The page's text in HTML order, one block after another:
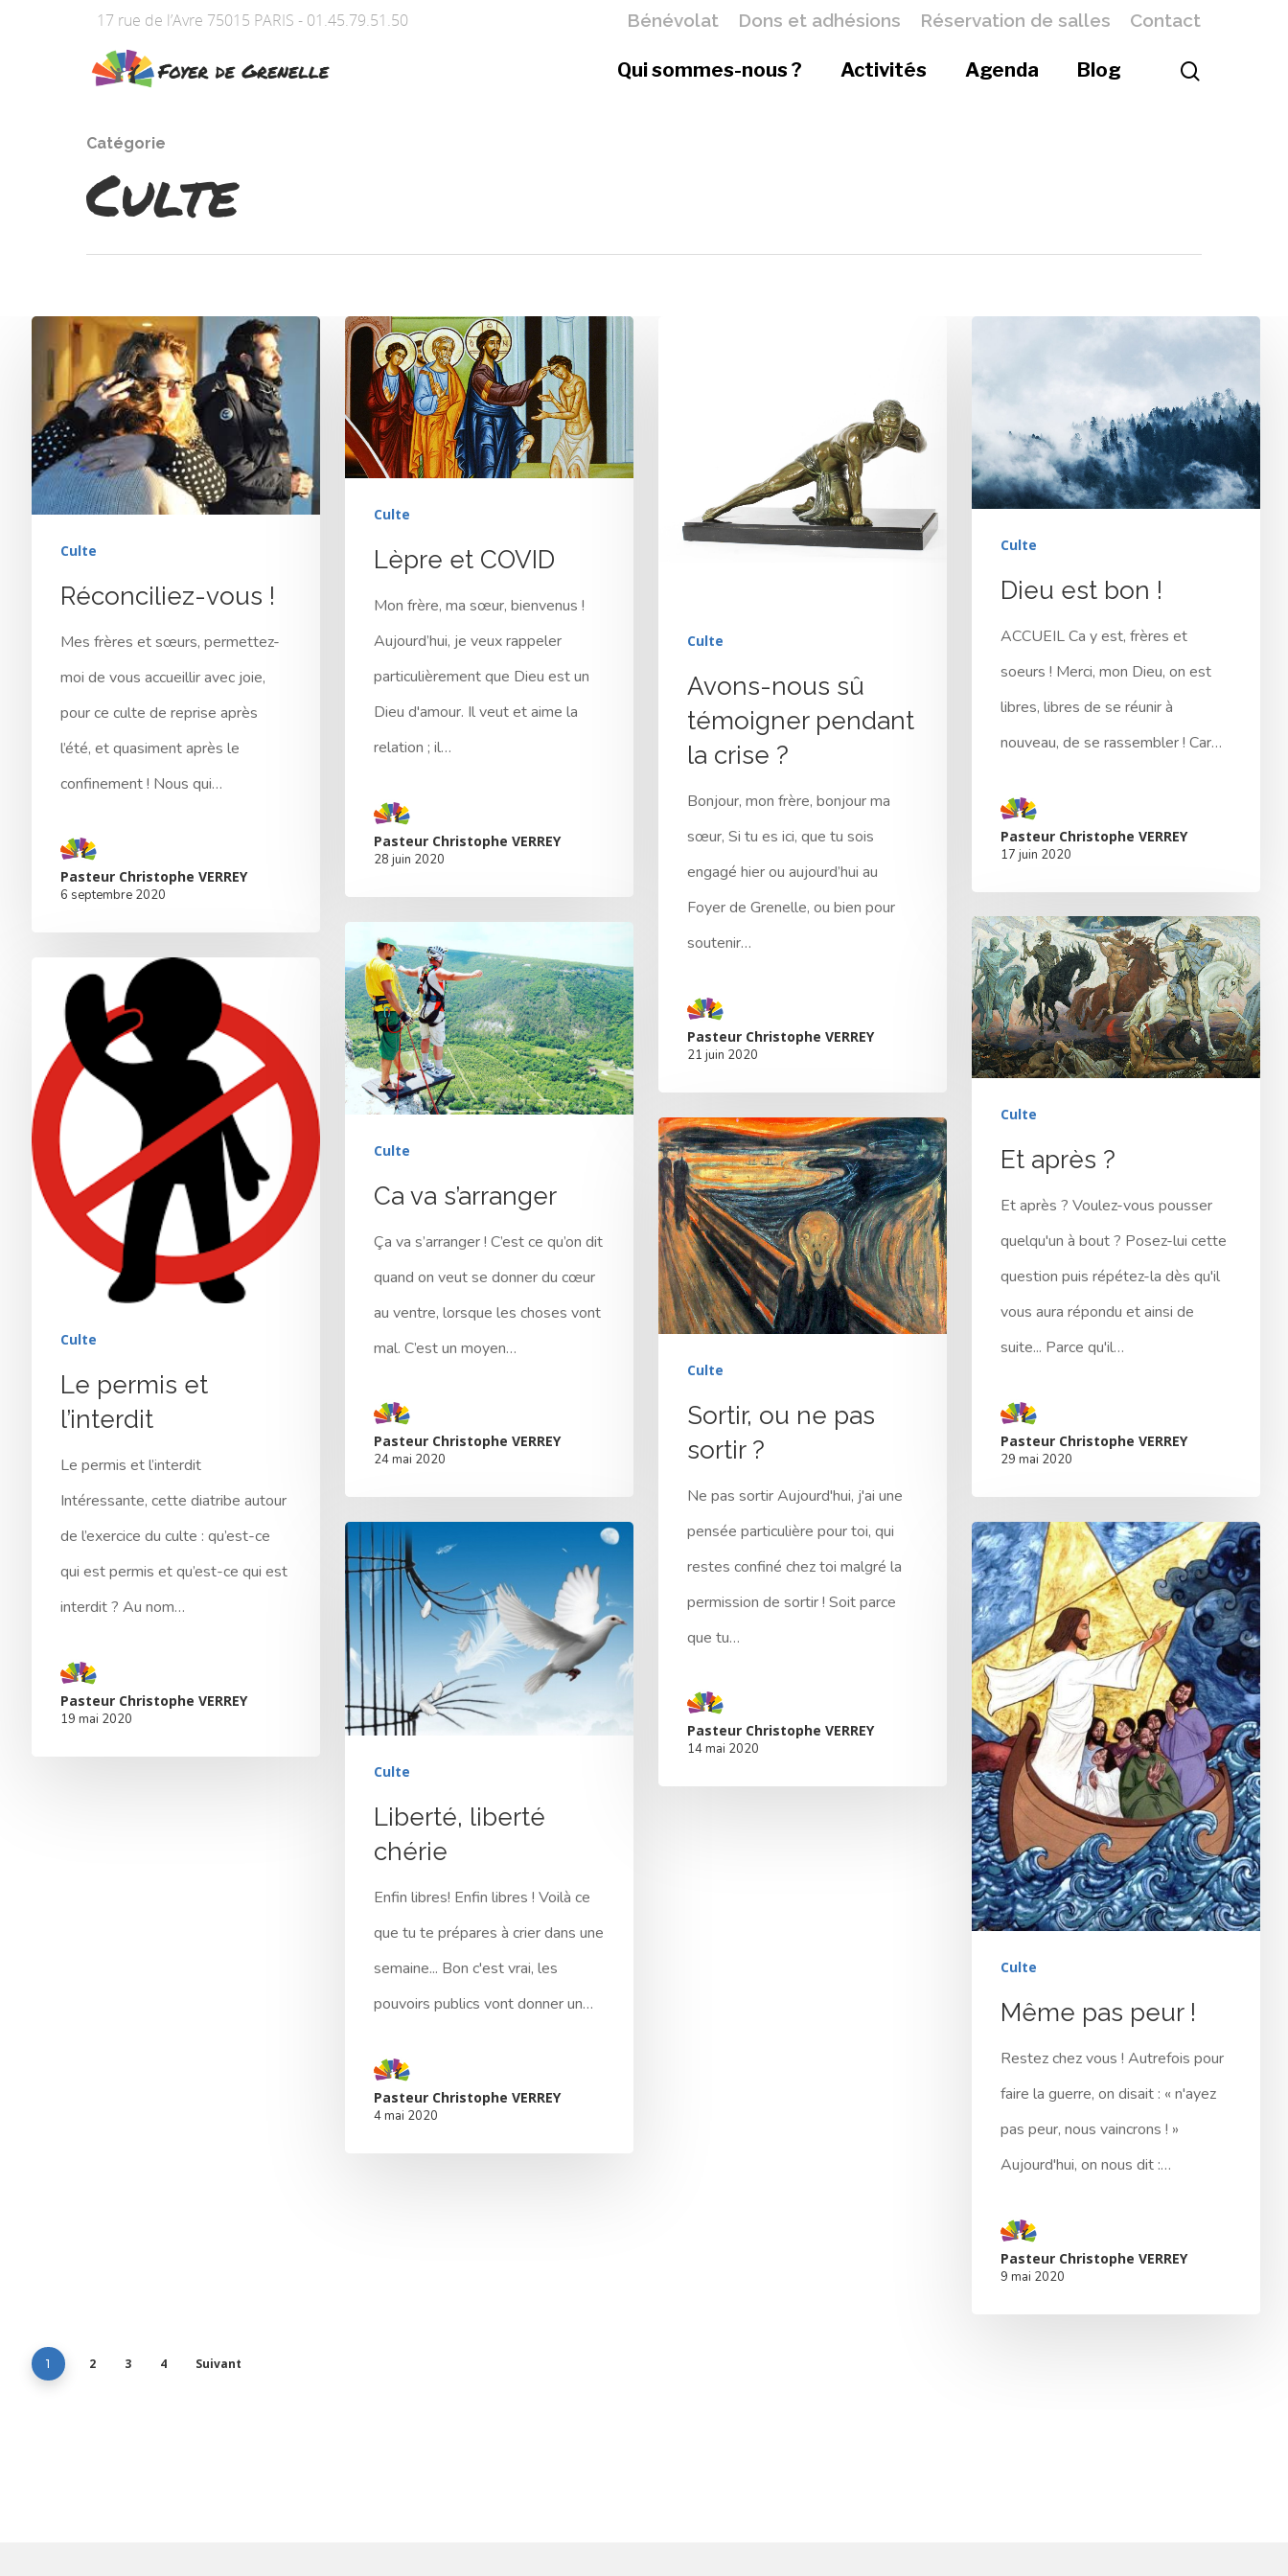
17 rue de l’Avre 75015 PARIS - 01.45.79.51.50 Bénévolat Dons et adhésions Réservation de salles Contact
Pressez Entrée pour rechercher ou Echap pour fermer
Qui sommes-nous ? Activités Agenda Blog
Catégorie
Culte
Culte
Réconciliez-vous !
Mes frères et sœurs, permettez-
moi de vous accueillir avec joie,
pour ce culte de reprise après
l’été, et quasiment après le
confinement ! Nous qui…
Pasteur Christophe VERREY
6 septembre 2020
Culte
Lèpre et COVID
Mon frère, ma sœur, bienvenus !
Aujourd’hui, je veux rappeler
particulièrement que Dieu est un
Dieu d'amour. Il veut et aime la
relation ; il…
Pasteur Christophe VERREY
28 juin 2020
Culte
Avons-nous sû
témoigner pendant
la crise ?
Bonjour, mon frère, bonjour ma
sœur, Si tu es ici, que tu sois
engagé hier ou aujourd’hui au
Foyer de Grenelle, ou bien pour
soutenir…
Pasteur Christophe VERREY
21 juin 2020
Culte
Dieu est bon !
ACCUEIL Ca y est, frères et
soeurs ! Merci, mon Dieu, on est
libres, libres de se réunir à
nouveau, de se rassembler ! Car…
Pasteur Christophe VERREY
17 juin 2020
Culte
Et après ?
Et après ? Voulez-vous pousser
quelqu'un à bout ? Posez-lui cette
question puis répétez-la dès qu'il
vous aura répondu et ainsi de
suite... Parce qu'il…
Pasteur Christophe VERREY
29 mai 2020
Culte
Ca va s’arranger
Ça va s’arranger ! C’est ce qu’on dit
quand on veut se donner du cœur
au ventre, lorsque les choses vont
mal. C’est un moyen…
Pasteur Christophe VERREY
24 mai 2020
Culte
Le permis et
l’interdit
Le permis et l’interdit
Intéressante, cette diatribe autour
de l’exercice du culte : qu’est-ce
qui est permis et qu’est-ce qui est
interdit ? Au nom…
Pasteur Christophe VERREY
19 mai 2020
Culte
Sortir, ou ne pas
sortir ?
Ne pas sortir Aujourd'hui, j'ai une
pensée particulière pour toi, qui
restes confiné chez toi malgré la
permission de sortir ! Soit parce
que tu…
Pasteur Christophe VERREY
14 mai 2020
Culte
Même pas peur !
Restez chez vous ! Autrefois pour
faire la guerre, on disait : « n'ayez
pas peur, nous vaincrons ! »
Aujourd'hui, on nous dit :…
Pasteur Christophe VERREY
9 mai 2020
Culte
Liberté, liberté
chérie
Enfin libres! Enfin libres ! Voilà ce
que tu te prépares à crier dans une
semaine... Bon c'est vrai, les
pouvoirs publics vont donner un…
Pasteur Christophe VERREY
4 mai 2020
1 2 3 4 Suivant